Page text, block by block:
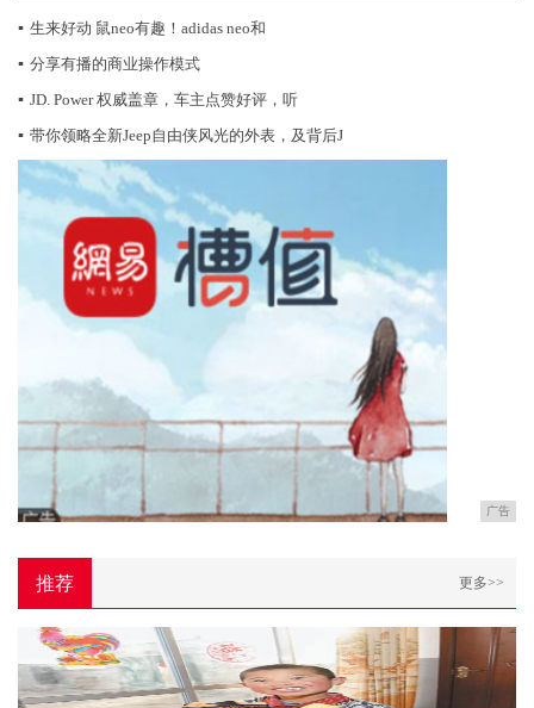
▪ 生来好动 鼠neo有趣！adidas neo和
▪ 分享有播的商业操作模式
▪ JD. Power 权威盖章，车主点赞好评，听
▪ 带你领略全新Jeep自由侠风光的外表，及背后J
广告
推荐 更多>>